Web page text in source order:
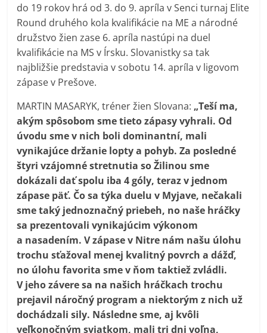
do 19 rokov hrá od 3. do 9. apríla v Senci turnaj Elite
Round druhého kola kvalifikácie na ME a národné
družstvo žien zase 6. apríla nastúpi na duel
kvalifikácie na MS v Írsku. Slovanistky sa tak
najbližšie predstavia v sobotu 14. apríla v ligovom
zápase v Prešove.
MARTIN MASARYK, tréner žien Slovana: „Teší ma,
akým spôsobom sme tieto zápasy vyhrali. Od
úvodu sme v nich boli dominantní, mali
vynikajúce držanie lopty a pohyb. Za posledné
štyri vzájomné stretnutia so Žilinou sme
dokázali dať spolu iba 4 góly, teraz v jednom
zápase päť. Čo sa týka duelu v Myjave, nečakali
sme taký jednoznačný priebeh, no naše hráčky
sa prezentovali vynikajúcim výkonom
a nasadením. V zápase v Nitre nám našu úlohu
trochu sťažoval menej kvalitný povrch a dážď,
no úlohu favorita sme v ňom taktiež zvládli.
V jeho závere sa na našich hráčkach trochu
prejavil náročný program a niektorým z nich už
dochádzali sily. Následne sme, aj kvôli
veľkonočným sviatkom, mali tri dni voľna,